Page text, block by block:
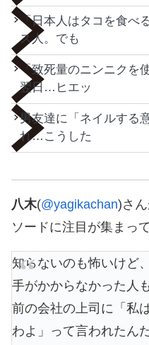
「日本人はタコを食べ
ス人。でも
「致死量のニンニクを
翌日…ヒエッ
男友達に「ネイルする
れ…こうした
八木(@yagikachan)さ
ソードに注目が集まっ
知らないのも怖いけど
手がかからなかった人
前の会社の上司に「私
わよ」って言われたん